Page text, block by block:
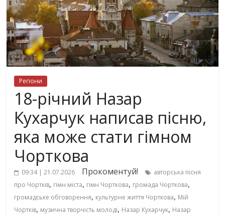
Регіони
18-річний Назар
Кухарчук написав пісню,
яка може стати гімном
Чорткова
09:34 | 21.07.2026 Прокоментуй!
авторська пісня
про Чортків, гімн міста, гімн Чорткова, громада Чорткова,
громадське обговорення, культурне життя Чорткова, Мій
Чортків, музична творчість молоді, Назар Кухарчук, Назар